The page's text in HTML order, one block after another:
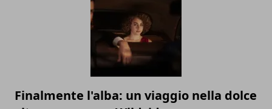
Finalmente l'alba: un viaggio nella dolce